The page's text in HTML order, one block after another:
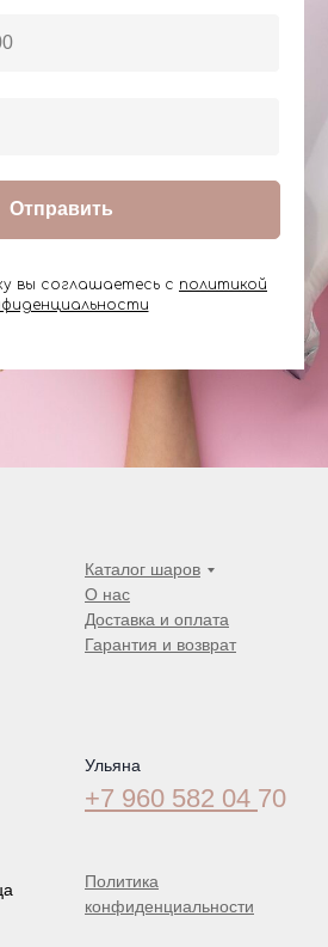
Отправить
вы соглашаетесь с политикой
Каталог шаров
О нас
Доставка и оплата
Гарантия и возврат
Ульяна
+7 960 582 04 70
Политика
конфиденциальности